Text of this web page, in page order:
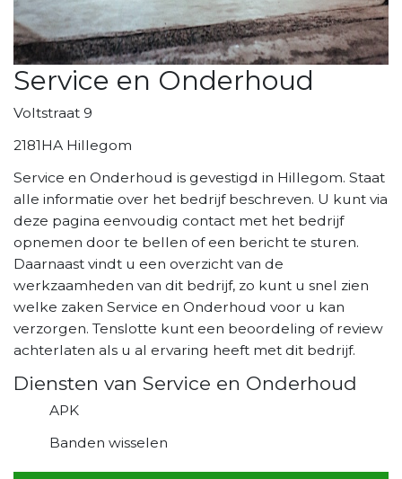
Service en Onderhoud
Voltstraat 9
2181HA Hillegom
Service en Onderhoud is gevestigd in Hillegom. Staat
alle informatie over het bedrijf beschreven. U kunt via
deze pagina eenvoudig contact met het bedrijf
opnemen door te bellen of een bericht te sturen.
Daarnaast vindt u een overzicht van de
werkzaamheden van dit bedrijf, zo kunt u snel zien
welke zaken Service en Onderhoud voor u kan
verzorgen. Tenslotte kunt een beoordeling of review
achterlaten als u al ervaring heeft met dit bedrijf.
Diensten van Service en Onderhoud
APK
Banden wisselen